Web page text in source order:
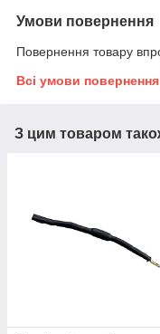
Умови повернення
Повернення товару
Всі умови повернення
З цим товаром